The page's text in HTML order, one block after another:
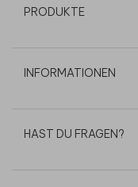
PRODUKTE
INFORMATIONEN
HAST DU FRAGEN?